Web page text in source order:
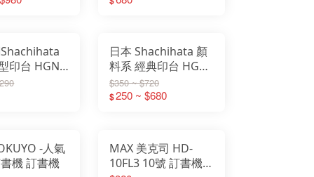
印台 HGN-
乾 印台
日本 Shachihata 顏
料系 經典印台 HGN-
1 HGN-2 HGN-3 補
充液 薄墨 速乾
$350 ~ $720
$250 ~ $680
-人氣
機 訂書機
MAX 美克司 HD-
10FL3 10號 訂書機